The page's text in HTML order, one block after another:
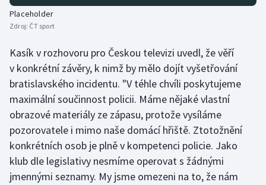
Placeholder
Zdroj: ČT sport
Kasík v rozhovoru pro Českou televizi uvedl, že věří
v konkrétní závěry, k nimž by mělo dojít vyšetřování
bratislavského incidentu. "V téhle chvíli poskytujeme
maximální součinnost policii. Máme nějaké vlastní
obrazové materiály ze zápasu, protože vysíláme
pozorovatele i mimo naše domácí hřiště. Ztotožnění
konkrétních osob je plně v kompetenci policie. Jako
klub dle legislativy nesmíme operovat s žádnými
jmennými seznamy. My jsme omezeni na to, že nám